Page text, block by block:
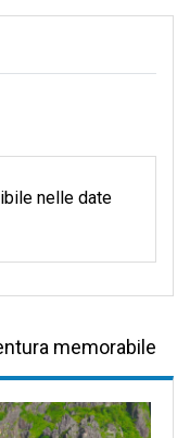
nelle date
memorabile